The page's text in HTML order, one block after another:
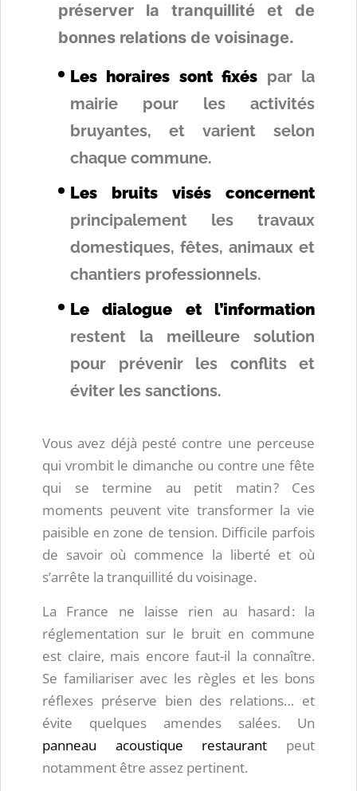
préserver la tranquillité et de
bonnes relations de voisinage.
Les horaires sont fixés par la
mairie pour les activités
bruyantes, et varient selon
chaque commune.
Les bruits visés concernent
principalement les travaux
domestiques, fêtes, animaux et
chantiers professionnels.
Le dialogue et l’information
restent la meilleure solution
pour prévenir les conflits et
éviter les sanctions.
Vous avez déjà pesté contre une perceuse
qui vrombit le dimanche ou contre une fête
qui se termine au petit matin ? Ces
moments peuvent vite transformer la vie
paisible en zone de tension. Difficile parfois
de savoir où commence la liberté et où
s’arrête la tranquillité du voisinage.
La France ne laisse rien au hasard : la
réglementation sur le bruit en commune
est claire, mais encore faut-il la connaître.
Se familiariser avec les règles et les bons
réflexes préserve bien des relations… et
évite quelques amendes salées. Un
panneau acoustique restaurant peut
notamment être assez pertinent.